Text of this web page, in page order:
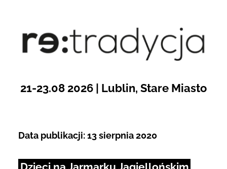
zawartości
21-23.08 2026 | Lublin, Stare Miasto
Data publikacji: 13 sierpnia 2020
Open toolbar